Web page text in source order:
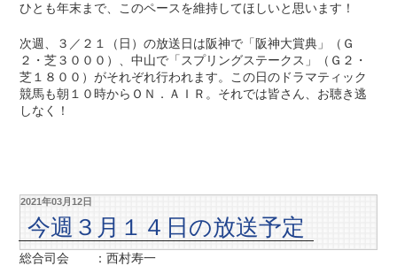
ひとも年末まで、このペースを維持してほしいと思います！
次週、３／２１（日）の放送日は阪神で「阪神大賞典」（Ｇ
２・芝３０００）、中山で「スプリングステークス」（Ｇ２・
芝１８００）がそれぞれ行われます。この日のドラマティック
競馬も朝１０時からＯＮ．ＡＩＲ。それでは皆さん、お聴き逃
しなく！
2021年03月12日
今週３月１４日の放送予定
総合司会 ：西村寿一